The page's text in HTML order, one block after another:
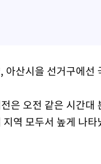
산시을 선거구에선
은 오전 같은 시간
역 모두서 높게 나타